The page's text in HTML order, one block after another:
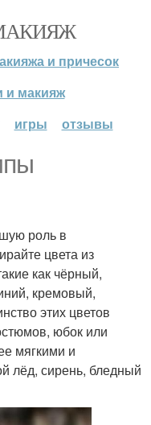
и причесок
и макияж
игры отзывы
роль в
цвета из
как чёрный,
кремовый,
этих цветов
юбок или
мягкими и
лёд, сирень, бледный